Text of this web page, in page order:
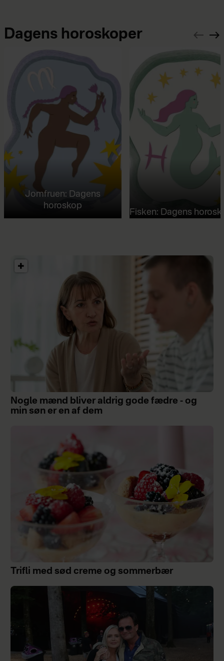
Dagens horoskoper
Jomfruen: Dagens
horoskop
Fisken: Dagens
Nogle mænd bliver aldrig gode fædre - og
min søn er en af dem
Trifli med sød creme og sommerbær